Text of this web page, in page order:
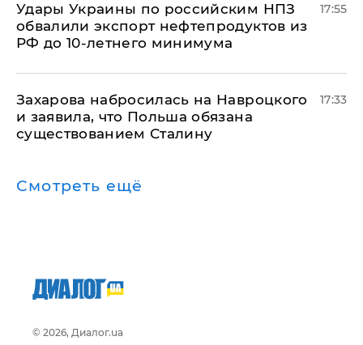
Удары Украины по российским НПЗ
обвалили экспорт нефтепродуктов из
РФ до 10-летнего минимума
17:55
​Захарова набросилась на Навроцкого
и заявила, что Польша обязана
существованием Сталину
17:33
Смотреть ещё
© 2026, Диалог.ua